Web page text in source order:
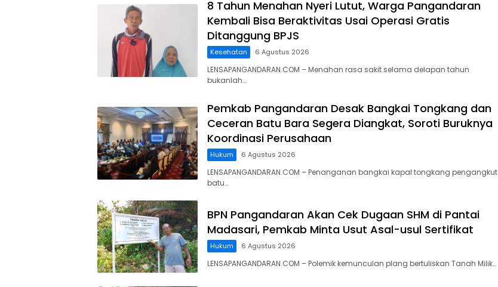
8 Tahun Menahan Nyeri Lutut, Warga Pangandaran
Kembali Bisa Beraktivitas Usai Operasi Gratis
Ditanggung BPJS
Kesehatan 6 Agustus 2026
LENSAPANGANDARAN.COM – Menahan rasa sakit selama delapan tahun
bukanlah…
Pemkab Pangandaran Desak Bangkai Tongkang dan
Ceceran Batu Bara Segera Diangkat, Soroti Buruknya
Koordinasi Perusahaan
Hukum 6 Agustus 2026
LENSAPANGANDARAN.COM – Penanganan bangkai kapal tongkang pengangkut
batu…
BPN Pangandaran Akan Cek Dugaan SHM di Pantai
Madasari, Pemkab Minta Usut Asal-usul Sertifikat
Hukum 6 Agustus 2026
LENSAPANGANDARAN.COM – ‎Polemik kemunculan plang bertuliskan Tanah Milik…